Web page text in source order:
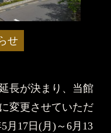
せ
長が決まり、当館
変更させていただ
月17日(月)～6月13